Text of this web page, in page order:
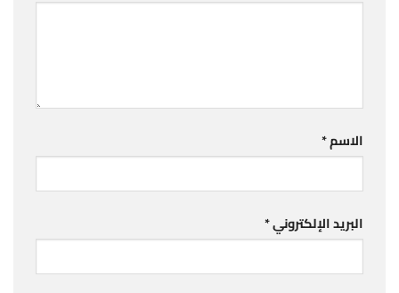
الاسم*
البريد الإلكتروني*